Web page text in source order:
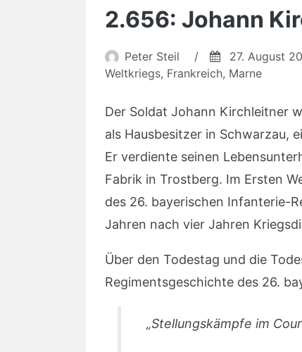
2.656: Johann
Peter Steil / 27. August
Weltkriegs, Frankreich, Marne
Der Soldat Johann Kirchleitner
als Hausbesitzer in Schwarzau,
Er verdiente seinen
Fabrik in Trostberg. Im Ersten
des 26. bayerischen Infanterie-
Jahren nach vier Jahren
Über den Todestag und die
Regimentsgeschichte des 26.
„Stellungskämpfe im